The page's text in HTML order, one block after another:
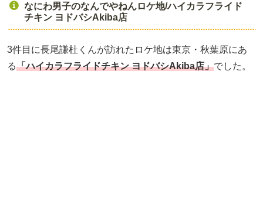
なにわ男子のなんでやねんロケ地/ハイカラフライド
チキン ヨドバシAkiba店
3件目に長尾謙杜くんが訪れたロケ地は東京・秋葉原にあ
る「ハイカラフライドチキン ヨドバシAkiba店」でした。